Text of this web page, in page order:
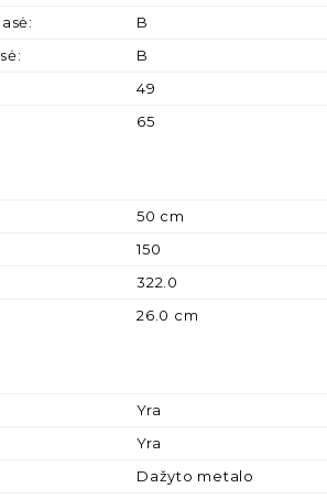
:
B
:
B
49
65
50 cm
150
322.0
26.0 cm
Yra
Yra
Dažyto metalo